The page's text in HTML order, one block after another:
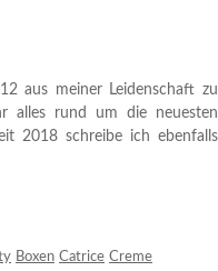
aus meiner Leidenschaft zu
alles rund um die neuesten
2018 schreibe ich ebenfalls
Boxen Catrice Creme